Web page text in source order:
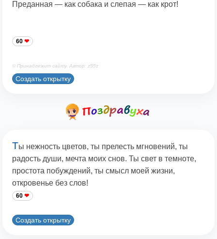
Преданная — как собака и слепая — как крот!
60
© Принадлежит сайту. Автор: z55z
Создать открытку
Ты нежность цветов, ты прелесть мгновений, ты
радость души, мечта моих снов. Ты свет в темноте,
простота побуждений, ты смысл моей жизни,
откровенье без слов!
60
Создать открытку